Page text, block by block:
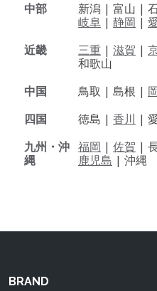
中部
新潟 | 富山 |
岐阜 | 静岡 |
近畿
三重 | 滋賀 |
和歌山
中国
鳥取 | 島根 |
四国
徳島 | 香川 |
九州・沖
縄
福岡 | 佐賀 |
鹿児島 | 沖縄
BRAND